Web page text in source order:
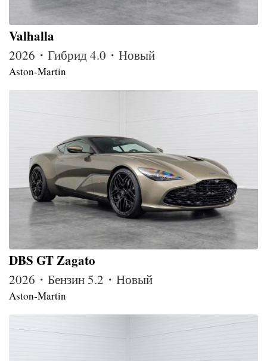
Valhalla
2026・Гибрид 4.0・Новый
Aston-Martin
DBS GT Zagato
2026・Бензин 5.2・Новый
Aston-Martin